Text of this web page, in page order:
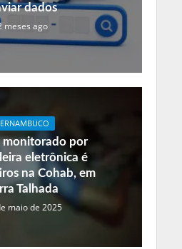
dados
meses ago
monitorado por
eletrônica é
na Cohab, em
Talhada
maio de 2025